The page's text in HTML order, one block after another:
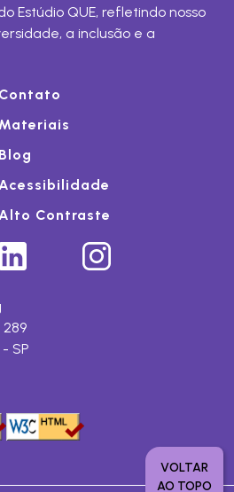
Estúdio QUE, refletindo nosso
a inclusão e a
Contato
Materiais
Blog
Contraste
SP
VOLTAR
AO TOPO